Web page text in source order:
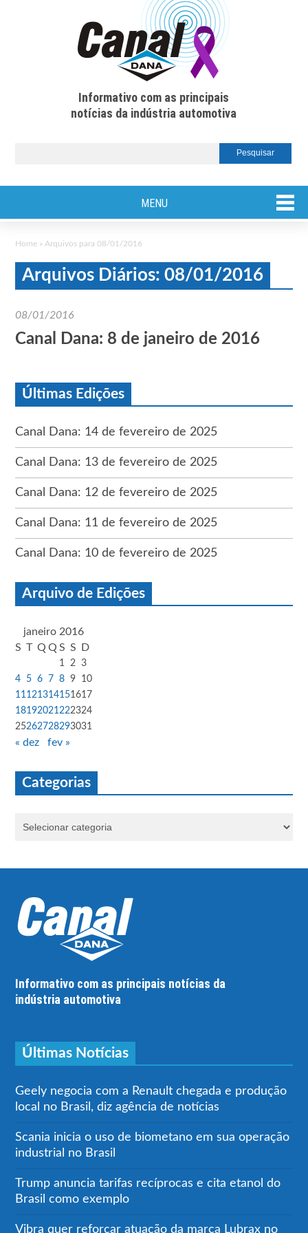
Informativo com as principais
notícias da indústria automotiva
MENU
Home » Arquivos para 08/01/2016
Arquivos Diários: 08/01/2016
08/01/2016
Canal Dana: 8 de janeiro de 2016
Últimas Edições
Canal Dana: 14 de fevereiro de 2025
Canal Dana: 13 de fevereiro de 2025
Canal Dana: 12 de fevereiro de 2025
Canal Dana: 11 de fevereiro de 2025
Canal Dana: 10 de fevereiro de 2025
Arquivo de Edições
janeiro 2016
S T Q Q S S D
1 2
3
4
5 6 7 8 9
10
11 121314151617
18192021 222324
25262728293031
« dez fev »
Categorias
Informativo com as principais notícias da
indústria automotiva
Últimas Notícias
Geely negocia com a Renault chegada e produção
local no Brasil, diz agência de notícias
Scania inicia o uso de biometano em sua operação
industrial no Brasil
Trump anuncia tarifas recíprocas e cita etanol do
Brasil como exemplo
Vibra quer reforçar atuação da marca Lubrax no